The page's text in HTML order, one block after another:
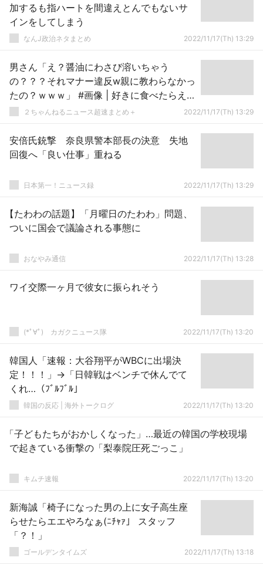
加するも指ハートを間違えとんでもないサ
インをしてしまう
なんJ政治ネタまとめ 2022/11/17(Th) 13:29
男さん「え？醤油にわさび溶いちゃう
の？？？それマナー違反w親に教わらなかっ
たの？ｗｗｗ」 #画像 | 好きに食べたらええ
んやで２ちゃんねるニュース超速まとめ＋ 2022/11/17(Th) 13:29
安倍氏銃撃 奈良県警本部長の決意 失地
回復へ「良い仕事」重ねる
日本第一！ニュース録 2022/11/17(Th) 13:29
【たわわの話題】「月曜日のたわわ」問題、
ついに国会で議論される事態に
おなやみ通信 2022/11/17(Th) 13:28
ワイ交際一ヶ月で彼女に振られそう
(*ﾟ∀ﾟ)ゞカガクニュース隊 2022/11/17(Th) 13:20
韓国人「速報：大谷翔平がWBCに出場決
定！！！」→「日韓戦はベンチで休んでて
くれ…（ﾌﾞﾙﾌﾞﾙ」
韓国の反応 | 海外トークログ 2022/11/17(Th) 13:20
「子どもたちがおかしくなった」…最近の韓国の学校現場
で起きている衝撃の「梨泰院圧死ごっこ」
キムチ速報 2022/11/17(Th) 13:20
新海誠「椅子になった男の上に女子高生座
らせたらエエやろなぁ(ﾆﾁｬｧ」 スタッフ
「？！」
ゴールデンタイムズ 2022/11/17(Th) 13:18